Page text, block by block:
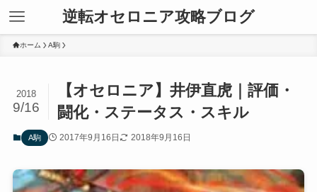
逆転オセロニア攻略ブログ
ホーム A駒
【オセロニア】井伊直虎｜評価・
闘化・ステータス・スキル
2018
9/16
A駒 2017年9月16日 2018年9月16日